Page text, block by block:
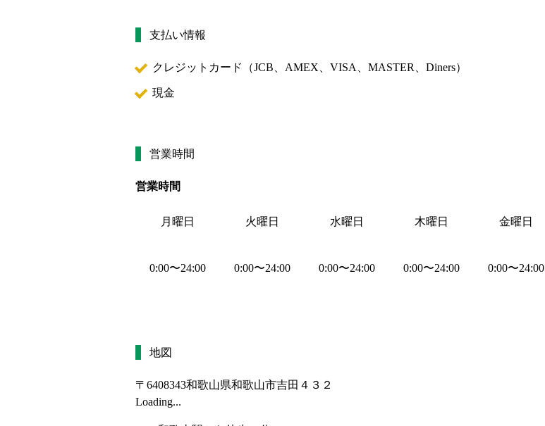
支払い情報
クレジットカード（JCB、AMEX、VISA、MASTER、Diners）
現金
営業時間
営業時間
月曜日 火曜日 水曜日 木曜日 金曜日
0:00〜24:00 0:00〜24:00 0:00〜24:00 0:00〜24:00 0:00〜24:00
地図
〒6408343和歌山県和歌山市吉田４３２
Loading...